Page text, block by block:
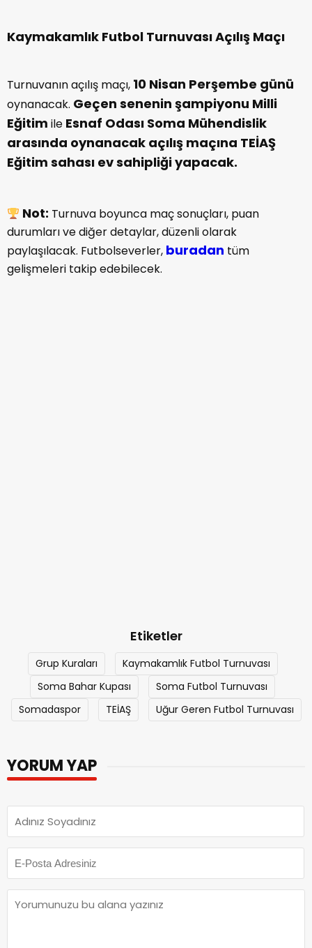
Kaymakamlık Futbol Turnuvası Açılış Maçı
Turnuvanın açılış maçı, 10 Nisan Perşembe günü
oynanacak. Geçen senenin şampiyonu Milli
Eğitim ile Esnaf Odası Soma Mühendislik
arasında oynanacak açılış maçına TEİAŞ
Eğitim sahası ev sahipliği yapacak.
Not: Turnuva boyunca maç sonuçları, puan
durumları ve diğer detaylar, düzenli olarak
paylaşılacak. Futbolseverler, buradan tüm
gelişmeleri takip edebilecek.
Etiketler
Grup Kuraları
Kaymakamlık Futbol Turnuvası
Soma Bahar Kupası
Soma Futbol Turnuvası
Somadaspor
TEİAŞ Uğur Geren Futbol Turnuvası
YORUM YAP